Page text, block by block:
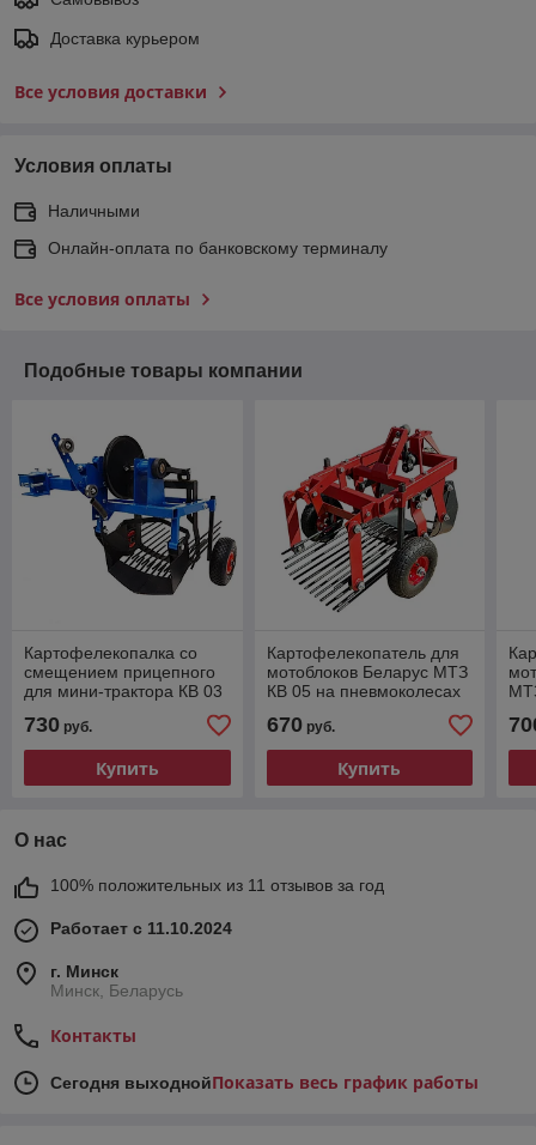
Доставка курьером
Все условия доставки
Условия оплаты
Наличными
Онлайн-оплата по банковскому терминалу
Все условия оплаты
Подобные товары компании
Картофелекопалка со
смещением прицепного
для мини-трактора КВ 03
730 руб.
Купить
Картофелекопатель для
мотоблоков Беларус МТЗ
КВ 05 на пневмоколесах
670руб.
Купить
О нас
100% положительных из 11 отзывов за год
Работает с 11.10.2024
г. Минск
Минск, Беларусь
Контакты
Сегодня выходнойПоказать весь график работы